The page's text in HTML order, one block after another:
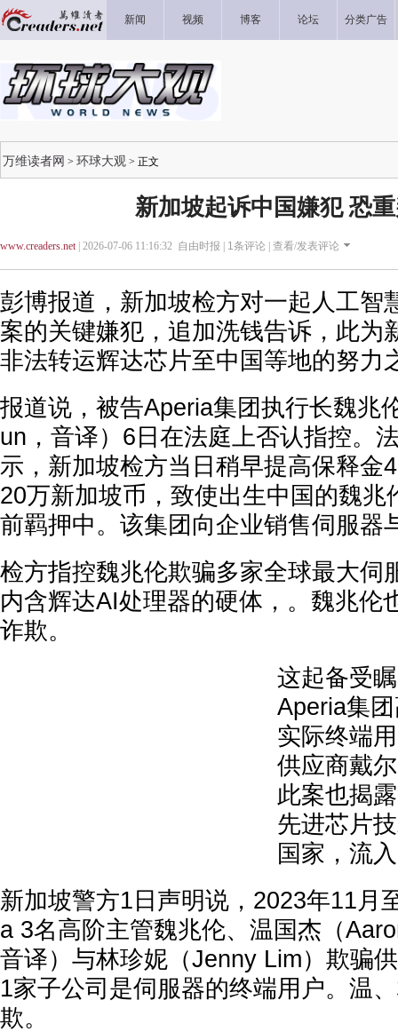
新闻 视频 博客 论坛 分类广告
万维读者网 > 环球大观 > 正文
新加坡起诉中国嫌犯 恐
www.creaders.net| 2026-07-06 11:16:32 自由时报 | 1条评论 | 查看/发表评论
彭博报道，新加坡检方对一起人工智
案的关键嫌犯，追加洗钱告诉，此为
非法转运辉达芯片至中国等地的努力
报道说，被告Aperia集团执行长魏兆
un，音译）6日在法庭上否认指控。
示，新加坡检方当日稍早提高保释金
20万新加坡币，致使出生中国的魏兆
前羁押中。该集团向企业销售伺服器
检方指控魏兆伦欺骗多家全球最大伺
内含辉达AI处理器的硬体，。魏兆伦
诈欺。
这起备受
Aperia集
实际终端
供应商戴
此案也揭
先进芯片
国家，流
新加坡警方1日声明说，2023年11月
a 3名高阶主管魏兆伦、温国杰（
音译）与林珍妮（Jenny Lim）欺骗
1家子公司是伺服器的终端用户。温
欺。